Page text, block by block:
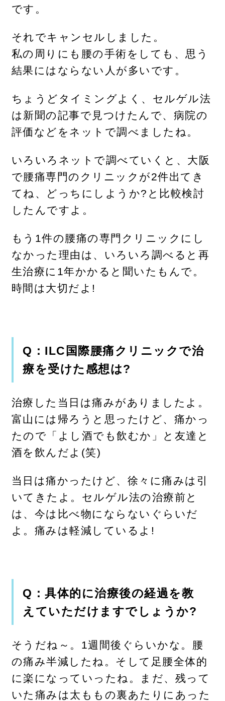
です。
それでキャンセルしました。
私の周りにも腰の手術をしても、思う
結果にはならない人が多いです。
ちょうどタイミングよく、セルゲル法
は新聞の記事で見つけたんで、病院の
評価などをネットで調べましたね。
いろいろネットで調べていくと、大阪
で腰痛専門のクリニックが2件出てき
てね、どっちにしようか?と比較検討
したんですよ。
もう1件の腰痛の専門クリニックにし
なかった理由は、いろいろ調べると再
生治療に1年かかると聞いたもんで。
時間は大切だよ!
Q：ILC国際腰痛クリニックで治
療を受けた感想は?
治療した当日は痛みがありましたよ。
富山には帰ろうと思ったけど、痛かっ
たので「よし酒でも飲むか」と友達と
酒を飲んだよ(笑)
当日は痛かったけど、徐々に痛みは引
いてきたよ。セルゲル法の治療前と
は、今は比べ物にならないぐらいだ
よ。痛みは軽減しているよ!
Q：具体的に治療後の経過を教
えていただけますでしょうか?
そうだね～。1週間後ぐらいかな。腰
の痛み半減したね。そして足腰全体的
に楽になっていったね。まだ、残って
いた痛みは太ももの裏あたりにあった